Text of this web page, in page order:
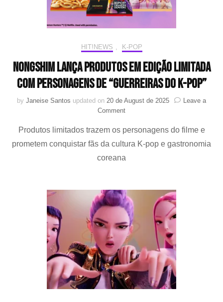
trilha
sonora
HIT!NEWS K-POP
Nongshim lança produtos em edição limitada
com personagens de “Guerreiras do K-Pop”
by Janeise Santos updated on 20 de August de 2025
Leave a
Commenton
lança
produtos
edição
personagens
de
“Guerreiras
do
K-
Pop”
Produtos limitados trazem os personagens do filme e
prometem conquistar fãs da cultura K-pop e gastronomia
coreana